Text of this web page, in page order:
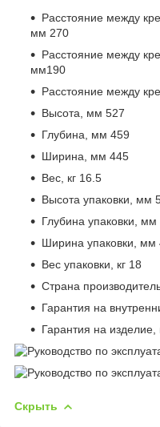
Расстояние между
мм 270
Расстояние между
мм190
Расстояние между
Высота, мм 527
Глубина, мм 459
Ширина, мм 445
Вес, кг 16.5
Высота упаковки, мм
Глубина упаковки, мм
Ширина упаковки, мм
Вес упаковки, кг 18
Страна
Гарантия на
Гарантия на
Скрыть